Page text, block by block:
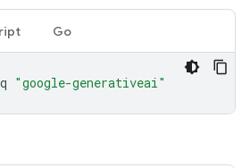
Go
"google-generativeai"